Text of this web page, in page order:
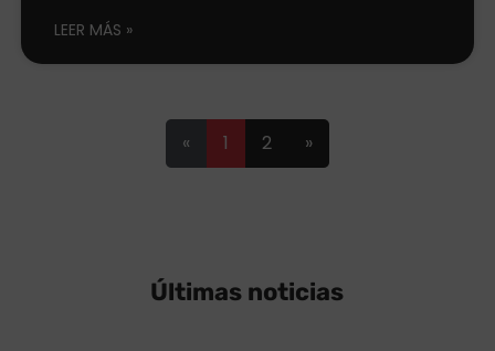
LEER MÁS
« 1 2 »
Últimas noticias